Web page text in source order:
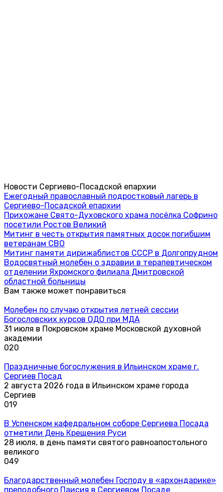
Новости Сергиево-Посадской епархии
Ежегодный православный подростковый лагерь в
Сергиево-Посадской епархии
Прихожане Свято-Духовского храма посёлка Софрино
посетили Ростов Великий
Митинг в честь открытия памятных досок погибшим
ветеранам СВО
Митинг памяти дирижаблистов СССР в Долгопрудном
Водосвятный молебен о здравии в терапевтическом
отделении Яхромского филиала Дмитровской
областной больницы
Вам также может понравиться
Молебен по случаю открытия летней сессии
Богословских курсов ОДО при МДА
31 июля в Покровском храме Московской духовной
академии
020
Праздничные богослужения в Ильинском храме г.
Сергиев Посад
2 августа 2026 года в Ильинском храме города
Сергиев
019
В Успенском кафедральном соборе Сергиева Посада
отметили День Крещения Руси
28 июля, в день памяти святого равноапостольного
великого
049
Благодарственный молебен Господу в «архондарике»
преподобного Паисия в Сергиевом Посаде